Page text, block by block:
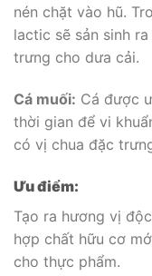
nén chặt vào hũ.
lactic sẽ sản sinh
trưng cho dưa cải.
Cá muối: Cá được
thời gian để vi
có vị chua đặc
Ưu điểm:
Tạo ra hương vị
hợp chất hữu cơ
cho thực phẩm.